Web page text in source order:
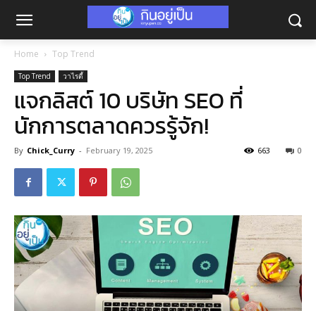
Home Top Trend
Top Trend วาไรตี้
แจกลิสต์ 10 บริษัท SEO ที่
นักการตลาดควรรู้จัก!
By Chick_Curry - February 19, 2025 0
663